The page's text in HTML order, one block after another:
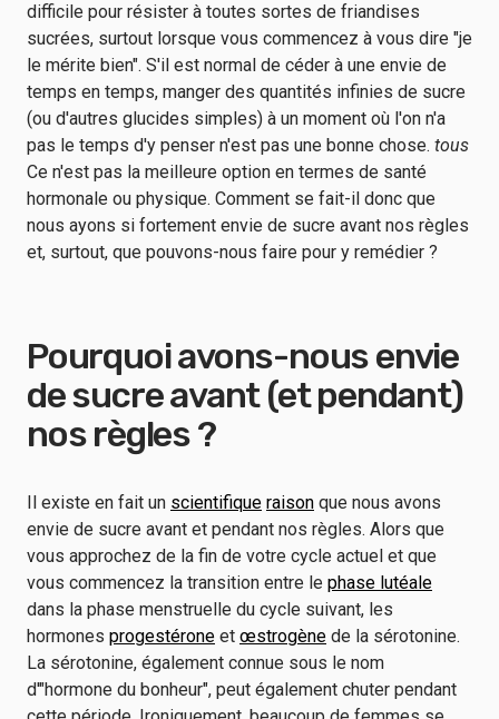
difficile pour résister à toutes sortes de friandises
sucrées, surtout lorsque vous commencez à vous dire "je
le mérite bien". S'il est normal de céder à une envie de
temps en temps, manger des quantités infinies de sucre
(ou d'autres glucides simples) à un moment où l'on n'a
pas le temps d'y penser n'est pas une bonne chose. tous
Ce n'est pas la meilleure option en termes de santé
hormonale ou physique. Comment se fait-il donc que
nous ayons si fortement envie de sucre avant nos règles
et, surtout, que pouvons-nous faire pour y remédier ?
Pourquoi avons-nous envie
de sucre avant (et pendant)
nos règles ?
Il existe en fait un scientifique raison que nous avons
envie de sucre avant et pendant nos règles. Alors que
vous approchez de la fin de votre cycle actuel et que
vous commencez la transition entre le phase lutéale
dans la phase menstruelle du cycle suivant, les
hormones progestérone et œstrogène de la sérotonine.
La sérotonine, également connue sous le nom
d'"hormone du bonheur", peut également chuter pendant